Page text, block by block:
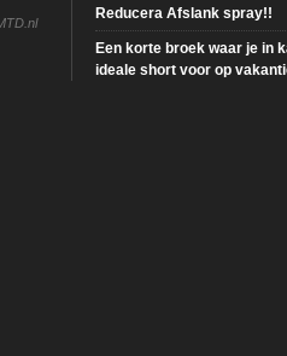
Reducera Afslank spray!!
Een korte broek waar je in
ideale short voor op